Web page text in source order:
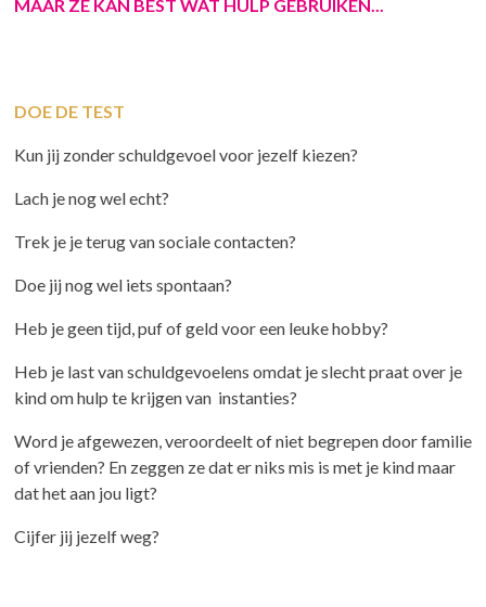
MAAR ZE KAN BEST WAT HULP GEBRUIKEN...
DOE DE TEST
Kun jij zonder schuldgevoel voor jezelf kiezen?
Lach je nog wel echt?
Trek je je terug van sociale contacten?
Doe jij nog wel iets spontaan?
Heb je geen tijd, puf of geld voor een leuke hobby?
Heb je last van schuldgevoelens omdat je slecht praat over je
kind om hulp te krijgen van instanties?
Word je afgewezen, veroordeelt of niet begrepen door familie
of vrienden? En zeggen ze dat er niks mis is met je kind maar
dat het aan jou ligt?
Cijfer jij jezelf weg?